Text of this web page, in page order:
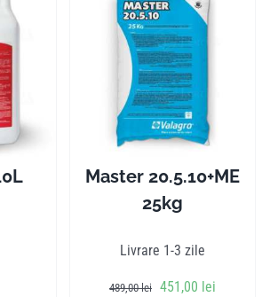
Master 20.5.10+ME
25kg
Livrare 1-3 zile
489,00lei
Prețul
451,00 leiPrețul